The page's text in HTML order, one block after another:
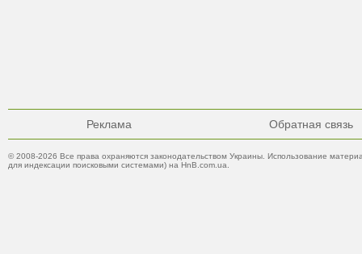
Реклама Обратная связь
© 2008-2026 Все права охраняются законодательством Украины. Использование
для индексации поисковыми системами) на HnB.com.ua.